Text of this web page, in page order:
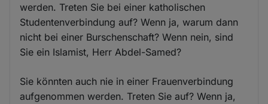
werden. Treten Sie bei einer katholischen
Studentenverbindung auf? Wenn ja, warum dann
nicht bei einer Burschenschaft? Wenn nein, sind
Sie ein Islamist, Herr Abdel-Samed?
Sie könnten auch nie in einer Frauenverbindung
aufgenommen werden. Treten Sie auf? Wenn ja,